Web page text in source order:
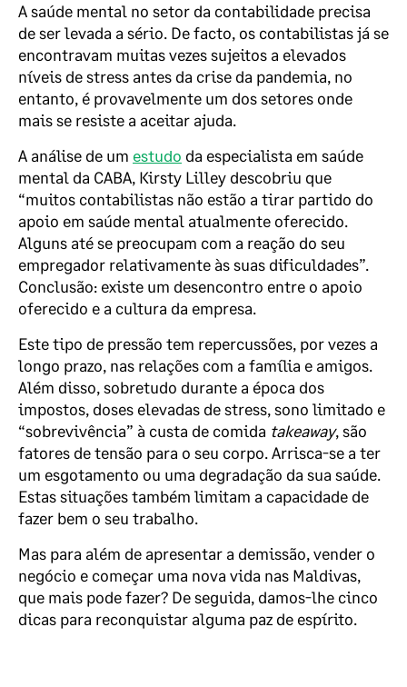
A saúde mental no setor da contabilidade precisa
de ser levada a sério. De facto, os contabilistas já se
encontravam muitas vezes sujeitos a elevados
níveis de stress antes da crise da pandemia, no
entanto, é provavelmente um dos setores onde
mais se resiste a aceitar ajuda.
A análise de um estudo da especialista em saúde
mental da CABA, Kirsty Lilley descobriu que
“muitos contabilistas não estão a tirar partido do
apoio em saúde mental atualmente oferecido.
Alguns até se preocupam com a reação do seu
empregador relativamente às suas dificuldades”.
Conclusão: existe um desencontro entre o apoio
oferecido e a cultura da empresa.
Este tipo de pressão tem repercussões, por vezes a
longo prazo, nas relações com a família e amigos.
Além disso, sobretudo durante a época dos
impostos, doses elevadas de stress, sono limitado e
“sobrevivência” à custa de comida takeaway, são
fatores de tensão para o seu corpo. Arrisca-se a ter
um esgotamento ou uma degradação da sua saúde.
Estas situações também limitam a capacidade de
fazer bem o seu trabalho.
Mas para além de apresentar a demissão, vender o
negócio e começar uma nova vida nas Maldivas,
que mais pode fazer? De seguida, damos-lhe cinco
dicas para reconquistar alguma paz de espírito.